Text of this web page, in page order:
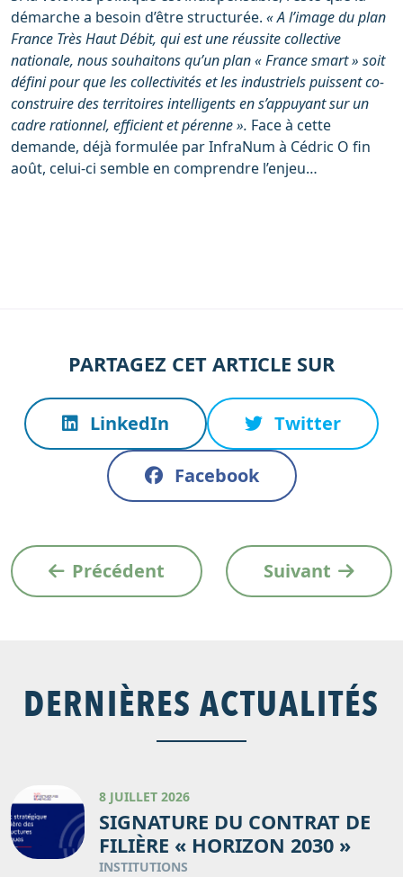
démarche a besoin d’être structurée. « A l’image du plan
France Très Haut Débit, qui est une réussite collective
nationale, nous souhaitons qu’un plan « France smart » soit
défini pour que les collectivités et les industriels puissent co-
construire des territoires intelligents en s’appuyant sur un
cadre rationnel, efficient et pérenne ». Face à cette
demande, déjà formulée par InfraNum à Cédric O fin
août, celui-ci semble en comprendre l’enjeu…
PARTAGEZ CET ARTICLE SUR
LinkedIn Twitter
Facebook
Précédent Suivant
DERNIÈRES ACTUALITÉS
8 JUILLET 2026
SIGNATURE DU CONTRAT DE
FILIÈRE « HORIZON 2030 »
INSTITUTIONS